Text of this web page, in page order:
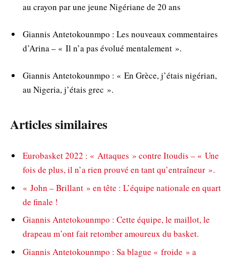
au crayon par une jeune Nigériane de 20 ans
Giannis Antetokounmpo : Les nouveaux commentaires
d’Arina – « Il n’a pas évolué mentalement ».
Giannis Antetokounmpo : « En Grèce, j’étais nigérian,
au Nigeria, j’étais grec ».
Articles similaires
Eurobasket 2022 : « Attaques » contre Itoudis – « Une
fois de plus, il n’a rien prouvé en tant qu’entraîneur ».
« John – Brillant » en tête : L’équipe nationale en quart
de finale !
Giannis Antetokounmpo : Cette équipe, le maillot, le
drapeau m’ont fait retomber amoureux du basket.
Giannis Antetokounmpo : Sa blague « froide » a